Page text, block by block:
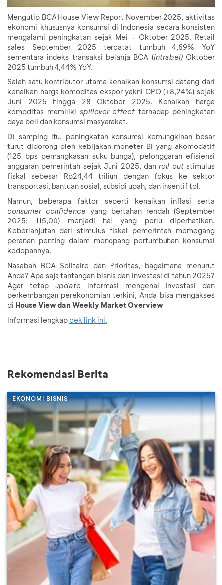
Mengutip BCA House View Report November 2025, aktivitas
ekonomi khususnya konsumsi di Indonesia secara konsisten
mengalami peningkatan sejak Mei – Oktober 2025. Retail
sales September 2025 tercatat tumbuh 4,69% YoY
sementara indeks transaksi belanja BCA (intrabel)Oktober
2025 tumbuh 4,44% YoY.
Salah satu kontributor utama kenaikan konsumsi datang dari
kenaikan harga komoditas ekspor yakni CPO (+8,24%) sejak
Juni 2025 hingga 28 Oktober 2025. Kenaikan harga
komoditas memiliki spillover effect terhadap peningkatan
daya beli dan konsumsi masyarakat.
Di samping itu, peningkatan konsumsi kemungkinan besar
turut didorong oleh kebijakan moneter BI yang akomodatif
(125 bps pemangkasan suku bunga), pelonggaran efisiensi
anggaran pemerintah sejak Juni 2025, danroll out stimulus
fiskal sebesar Rp24,44 triliun dengan fokus ke sektor
transportasi, bantuan sosial, subsidi upah, dan insentif tol.
Namun, beberapa faktor seperti kenaikan inflasi serta
consumer confidence yang bertahan rendah (September
2025: 115,00) menjadi hal yang perlu diperhatikan.
Keberlanjutan dari stimulus fiskal pemerintah memegang
peranan penting dalam menopang pertumbuhan konsumsi
kedepannya.
Nasabah BCA Solitaire dan Prioritas, bagaimana menurut
Anda? Apa saja tantangan bisnis dan investasi di tahun 2025?
Agar tetap update informasi mengenai investasi dan
perkembangan perekonomian terkini, Anda bisa mengakses
di House View dan Weekly Market Overview
Informasi lengkap cek link ini.
Rekomendasi Berita
EKONOMI BISNIS